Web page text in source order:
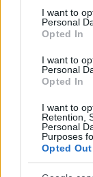
services and
not limited to
grant or deny
consent section.
I want to
Personal
Opted In
I want to
Personal
Opted In
I want to
Retention,
Personal
Purposes
Opted Out